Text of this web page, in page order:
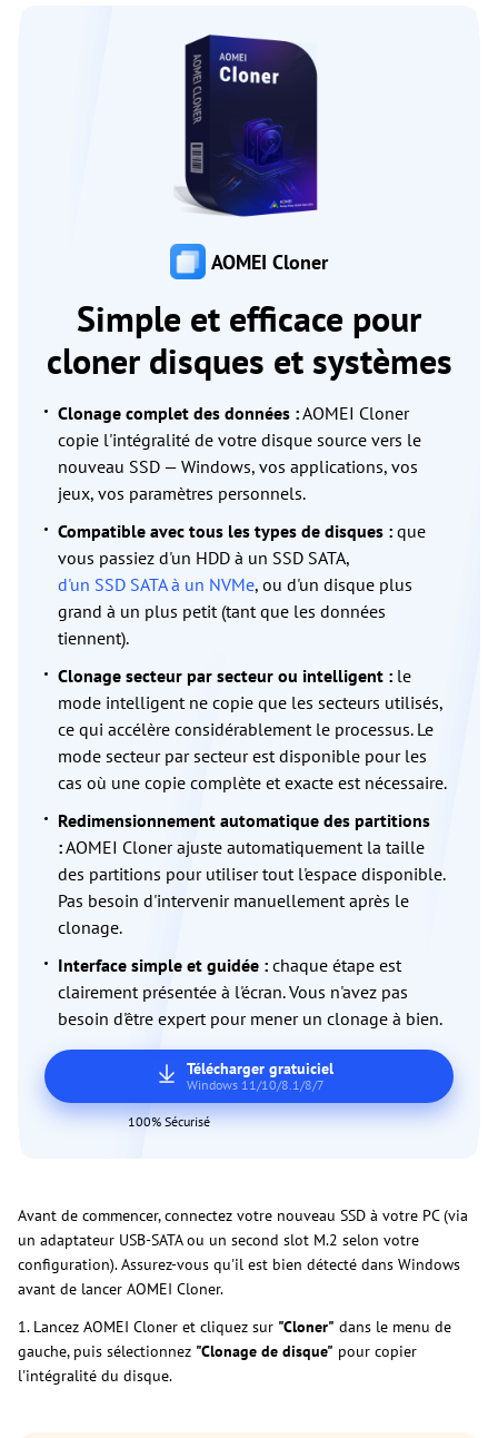
AOMEI Cloner
Simple et efficace pour
cloner disques et systèmes
Clonage complet des données :AOMEI Cloner
copie l'intégralité de votre disque source vers le
nouveau SSD — Windows, vos applications, vos
jeux, vos paramètres personnels.
Compatible avec tous les types de disques : que
vous passiez d'un HDD à un SSD SATA,
d'un SSD SATA à un NVMe, ou d'un disque plus
grand à un plus petit (tant que les données
tiennent).
Clonage secteur par secteur ou intelligent : le
mode intelligent ne copie que les secteurs utilisés,
ce qui accélère considérablement le processus. Le
mode secteur par secteur est disponible pour les
cas où une copie complète et exacte est nécessaire.
Redimensionnement automatique des partitions
:AOMEI Cloner ajuste automatiquement la taille
des partitions pour utiliser tout l'espace disponible.
Pas besoin d'intervenir manuellement après le
clonage.
Interface simple et guidée : chaque étape est
clairement présentée à l'écran. Vous n'avez pas
besoin d'être expert pour mener un clonage à bien.
Télécharger gratuiciel
Windows 11/10/8.1/8/7
100% Sécurisé
Avant de commencer, connectez votre nouveau SSD à votre PC (via
un adaptateur USB-SATA ou un second slot M.2 selon votre
configuration). Assurez-vous qu'il est bien détecté dans Windows
avant de lancer AOMEI Cloner.
1. Lancez AOMEI Cloner et cliquez sur "Cloner" dans le menu de
gauche, puis sélectionnez "Clonage de disque" pour copier
l'intégralité du disque.